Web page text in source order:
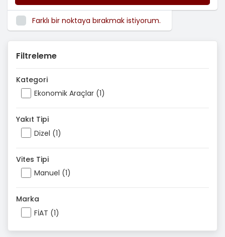
Farklı bir noktaya bırakmak istiyorum.
Filtreleme
Kategori
Ekonomik Araçlar (1)
Yakıt Tipi
Dizel (1)
Vites Tipi
Manuel (1)
Marka
FİAT (1)